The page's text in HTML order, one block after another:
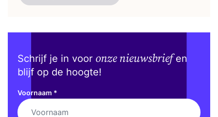
Schrijf je in voor onze nieuwsbriefen
blijf op de hoogte!
Voornaam *